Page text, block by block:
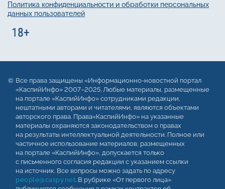
Политика конфиденциальности и обработки персональных
данных пользователей
Все права защищены «Информационно-новостной портал
«КаспийИнфо» 2007–2025. Любые материалы, размещенные
на портале «КаспийИнфо» сотрудниками редакции,
нештатными авторами и читателями, являются объектами
авторского права. Права«КаспийИнфо» на указанные
материалы охраняются законодательством о правах
на результаты интеллектуальной деятельности. Полное или
частичное использование материалов, размещенных
на портале «КаспийИнфо», допускается только
с письменного согласия редакции с указанием ссылки
на источник. Все вопросы можно задать по адресу
people@caspy.net. В рубрике «От первого лица»